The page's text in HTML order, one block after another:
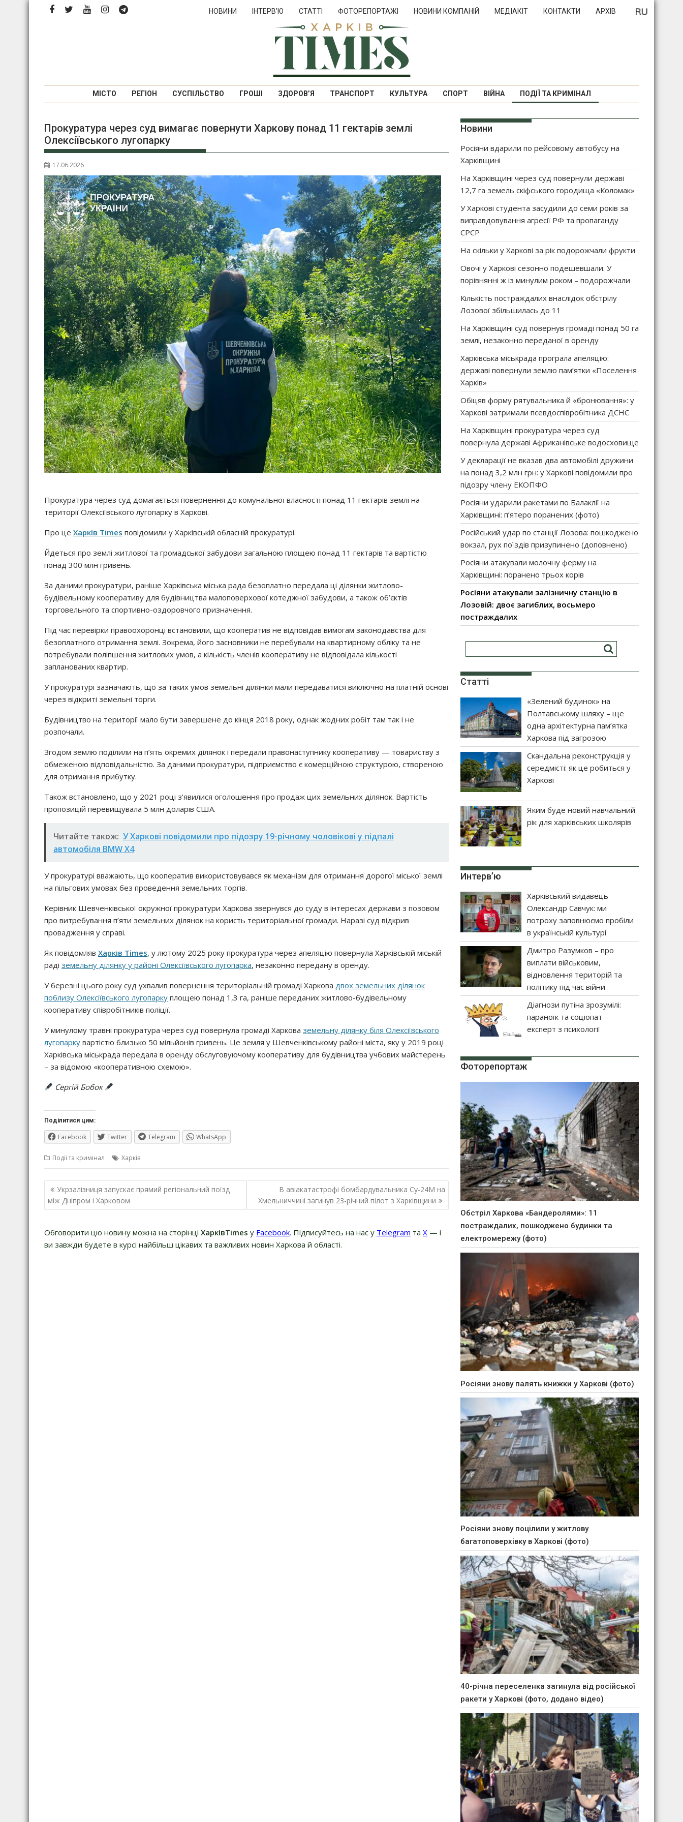
Перейти
НОВИНИ ІНТЕРВ’Ю СТАТТІ ФОТОРЕПОРТАЖІ НОВИНИ КОМПАНІЙ МЕДІАКІТ КОНТАКТИ АРХІВ
МІСТО РЕГІОН СУСПІЛЬСТВО ГРОШІ ЗДОРОВ’Я ТРАНСПОРТ КУЛЬТУРА СПОРТ ВІЙНА ПОДІЇ ТА КРИМІНАЛ
Прокуратура через суд вимагає повернути Харкову понад 11 гектарів землі
Олексіївського лугопарку
17.06.2026
Прокуратура через суд домагається повернення до комунальної власності понад 11 гектарів землі на
території Олексіївського лугопарку в Харкові.
Про це Харків Times повідомили у Харківській обласній прокуратурі.
Йдеться про землі житлової та громадської забудови загальною площею понад 11 гектарів та вартістю
понад 300 млн гривень.
За даними прокуратури, раніше Харківська міська рада безоплатно передала ці ділянки житлово-
будівельному кооперативу для будівництва малоповерхової котеджної забудови, а також об’єктів
торговельного та спортивно-оздоровчого призначення.
Під час перевірки правоохоронці встановили, що кооператив не відповідав вимогам законодавства для
безоплатного отримання землі. Зокрема, його засновники не перебували на квартирному обліку та не
потребували поліпшення житлових умов, а кількість членів кооперативу не відповідала кількості
запланованих квартир.
У прокуратурі зазначають, що за таких умов земельні ділянки мали передаватися виключно на платній основі
через відкриті земельні торги.
Будівництво на території мало бути завершене до кінця 2018 року, однак жодних робіт там так і не
розпочали.
Згодом землю поділили на п’ять окремих ділянок і передали правонаступнику кооперативу — товариству з
обмеженою відповідальністю. За даними прокуратури, підприємство є комерційною структурою, створеною
для отримання прибутку.
Також встановлено, що у 2021 році з’явилися оголошення про продаж цих земельних ділянок. Вартість
пропозицій перевищувала 5 млн доларів США.
Читайте також: У Харкові повідомили про підозру 19-річному чоловікові у підпалі
автомобіля BMW X4
У прокуратурі вважають, що кооператив використовувався як механізм для отримання дорогої міської землі
на пільгових умовах без проведення земельних торгів.
Керівник Шевченківської окружної прокуратури Харкова звернувся до суду в інтересах держави з позовом
про витребування п’яти земельних ділянок на користь територіальної громади. Наразі суд відкрив
провадження у справі.
Як повідомляв Харків Times, у лютому 2025 року прокуратура через апеляцію повернула Харківській міській
раді земельну ділянку у районі Олексіївського лугопарка, незаконно передану в оренду.
У березні цього року суд ухвалив повернення територіальній громаді Харкова двох земельних ділянок
поблизу Олексіївського лугопарку площею понад 1,3 га, раніше переданих житлово-будівельному
кооперативу співробітників поліції.
У минулому травні прокуратура через суд повернула громаді Харкова земельну ділянку біля Олексіївського
лугопарку вартістю близько 50 мільйонів гривень. Це земля у Шевченківському районі міста, яку у 2019 році
Харківська міськрада передала в оренду обслуговуючому кооперативу для будівництва учбових майстерень
– за відомою «кооперативною схемою».
Сергій Бобок
Поділитися цим:
Facebook Twitter Telegram WhatsApp
Події та кримінал Харків
Навігація
записів
Укрзалізниця запускає прямий регіональний поїзд
між Дніпром і Харковом
В авіакатастрофі бомбардувальника Су-24М на
Хмельниччині загинув 23-річний пілот з Харківщини
Обговорити цю новину можна на сторінці ХарківTimes у Facebook. Підписуйтесь на нас у Telegram та Х — і
ви завжди будете в курсі найбільш цікавих та важливих новин Харкова й області.
Новини
Росіяни вдарили по рейсовому автобусу на
Харківщині
На Харківщині через суд повернули державі
12,7 га земель скіфського городища «Коломак»
У Харкові студента засудили до семи років за
виправдовування агресії РФ та пропаганду
СРСР
На скільки у Харкові за рік подорожчали фрукти
Овочі у Харкові сезонно подешевшали. У
порівнянні ж із минулим роком – подорожчали
Кількість постраждалих внаслідок обстрілу
Лозової збільшилась до 11
На Харківщині суд повернув громаді понад 50 га
землі, незаконно переданої в оренду
Харківська міськрада програла апеляцію:
державі повернули землю пам’ятки «Поселення
Харків»
Обіцяв форму рятувальника й «бронювання»: у
Харкові затримали псевдоспівробітника ДСНС
На Харківщині прокуратура через суд
повернула державі Африканівське водосховище
У декларації не вказав два автомобілі дружини
на понад 3,2 млн грн: у Харкові повідомили про
підозру члену ЕКОПФО
Росіяни ударили ракетами по Балаклії на
Харківщині: п’ятеро поранених (фото)
Російський удар по станції Лозова: пошкоджено
вокзал, рух поїздів призупинено (доповнено)
Росіяни атакували молочну ферму на
Харківщині: поранено трьох корів
Росіяни атакували залізничну станцію в
Лозовій: двоє загиблих, восьмеро
постраждалих
Статті
«Зелений будинок» на
Полтавському шляху – ще
одна архітектурна пам’ятка
Харкова під загрозою
Скандальна реконструкція у
середмісті: як це робиться у
Харкові
Яким буде новий навчальний
рік для харківських школярів
Интерв’ю
Харківський видавець
Олександр Савчук: ми
потроху заповнюємо пробіли
в українській культурі
Дмитро Разумков – про
виплати військовим,
відновлення територій та
політику під час війни
Діагнози путіна зрозумілі:
параноїк та соціопат –
експерт з психології
Фоторепортаж
Обстріл Харкова «Бандеролями»: 11
постраждалих, пошкоджено будинки та
електромережу (фото)
Росіяни знову палять книжки у Харкові (фото)
Росіяни знову поцілили у житлову
багатоповерхівку в Харкові (фото)
40-річна переселенка загинула від російської
ракети у Харкові (фото, додано відео)